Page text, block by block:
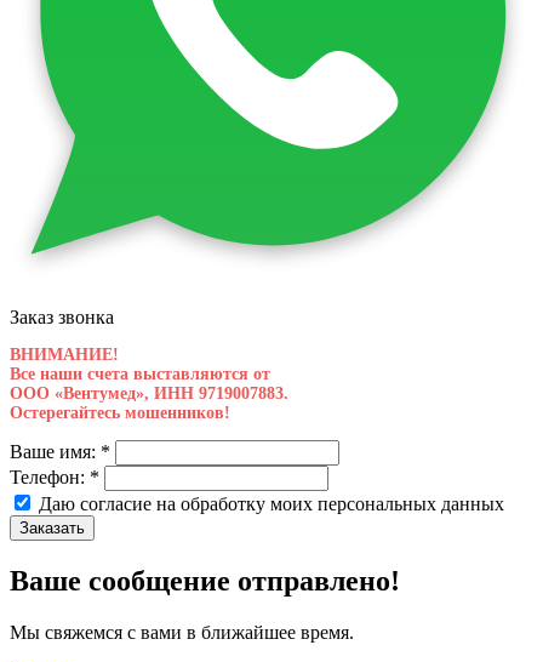
Заказ звонка
ВНИМАНИЕ!
Все наши счета выставляются от
ООО «Вентумед», ИНН 9719007883.
Остерегайтесь мошенников!
Ваше имя: *
Телефон: *
Даю согласие на обработку моих персональных данных
Заказать
Ваше сообщение отправлено!
Мы свяжемся с вами в ближайшее время.